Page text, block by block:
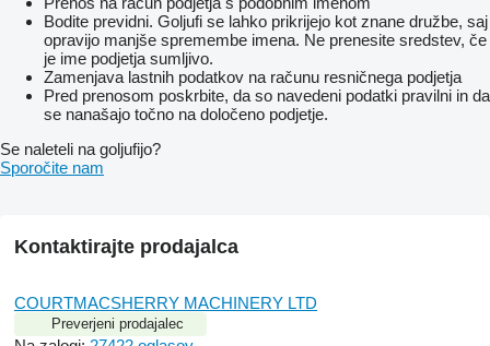
Bodite previdni. Goljufi se lahko prikrijejo kot znane družbe, saj
opravijo manjše spremembe imena. Ne prenesite sredstev, če
je ime podjetja sumljivo.
Zamenjava lastnih podatkov na računu resničnega podjetja
Pred prenosom poskrbite, da so navedeni podatki pravilni in da
se nanašajo točno na določeno podjetje.
Se naleteli na goljufijo?
Sporočite nam
Kontaktirajte prodajalca
COURTMACSHERRY MACHINERY LTD
Preverjeni prodajalec